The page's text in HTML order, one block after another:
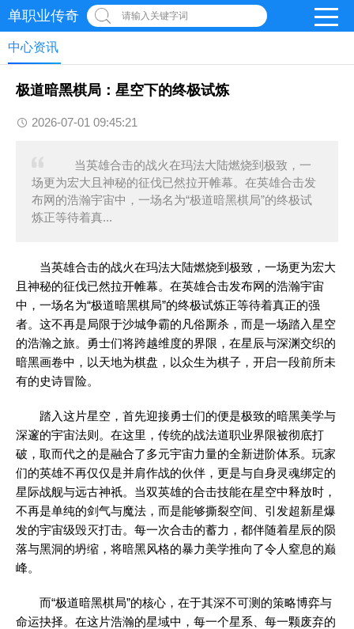
单职业传奇 请输入关键字词
中心资讯
极道暗黑棋局：星空下的终极试炼
2026-07-01 09:45:21
当英雄合击的战火在玛法大陆燃烧到极致，一
场更为宏大且神秘的征伐已然拉开帷幕。在英雄合击发
布网的浩瀚宇宙中，一场名为“极道暗黑棋局”的终极试
炼正等待着真...
当英雄合击的战火在玛法大陆燃烧到极致，一场更为宏大
且神秘的征伐已然拉开帷幕。在英雄合击发布网的浩瀚宇宙
中，一场名为“极道暗黑棋局”的终极试炼正等待着真正的强
者。这不再是局限于沙城争霸的凡俗厮杀，而是一场踏入星空
的浩瀚之旅。勇士们将跨越维度的界限，在星辰与深渊交织的
暗黑画卷中，以天地为棋盘，以众生为棋子，开启一段前所未
有的史诗冒险。
踏入这片星空，首先迎接勇士们的便是极致的暗黑美学与
深邃的宇宙法则。在这里，传统的战法道职业界限被彻底打
破，取而代之的是融合了多元宇宙力量的全新进阶体系。玩家
们的英雄不再仅仅是并肩作战的伙伴，更是与自身灵魂绑定的
星际战舰与远古神祇。当双英雄的合击技能在星空中释放时，
不再是单纯的剑气与魔法，而是能够撕裂空间、引发超新星爆
发的宇宙级毁灭打击。每一次合击的蓄力，都伴随着星辰的陨
落与黑洞的坍缩，将暗黑风格的暴力美学推向了令人窒息的巅
峰。
而“极道暗黑棋局”的核心，在于其深不可测的策略博弈与
命运抉择。在这片浩瀚的星域中，每一个星系、每一颗废弃的